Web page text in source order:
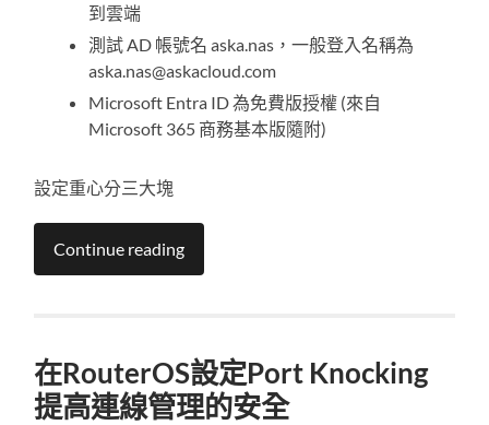
到雲端
測試 AD 帳號名 aska.nas，一般登入名稱為
aska.nas@askacloud.com
Microsoft Entra ID 為免費版授權 (來自
Microsoft 365 商務基本版隨附)
設定重心分三大塊
Continue reading
在RouterOS設定Port Knocking
提高連線管理的安全